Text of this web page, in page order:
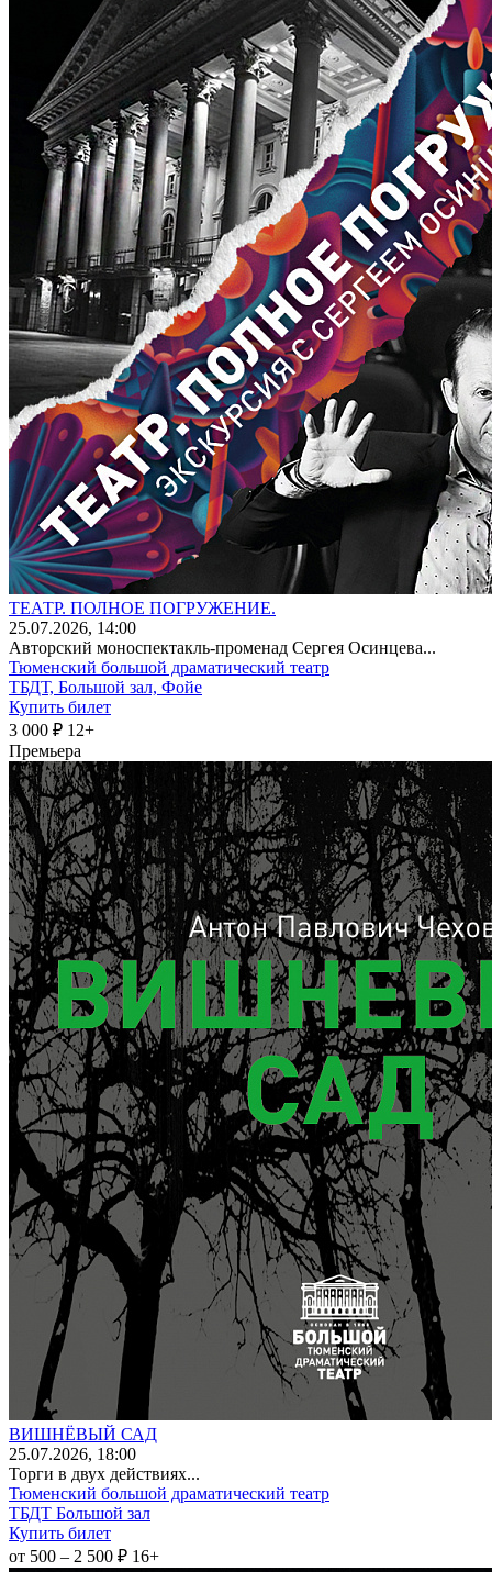
ТЕАТР. ПОЛНОЕ ПОГРУЖЕНИЕ.
25.07.2026, 14:00
Авторский моноспектакль-променад Сергея Осинцева...
Тюменский большой драматический театр
ТБДТ, Большой зал, Фойе
Купить билет
3 000 ₽ 12+
Премьера
ВИШНЁВЫЙ САД
25.07.2026, 18:00
Торги в двух действиях...
Тюменский большой драматический театр
ТБДТ Большой зал
Купить билет
от 500 – 2 500 ₽ 16+